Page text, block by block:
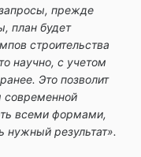
прежде
план будет
строительства
научно, с учетом
Это позволит
современной
всеми формами,
нужный результат».